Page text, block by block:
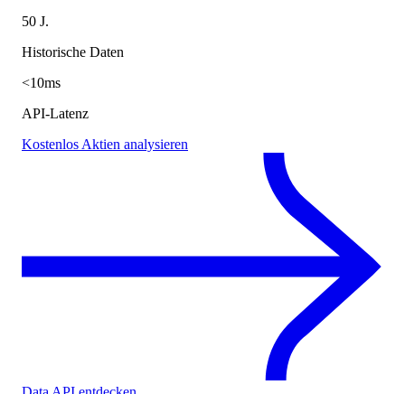
50 J.
Historische Daten
<10ms
API-Latenz
Kostenlos Aktien analysieren